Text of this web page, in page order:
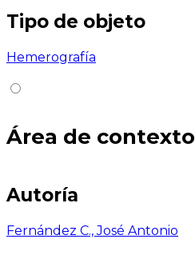
Tipo de objeto
Hemerografía
Área de contexto
Autoría
Fernández C., José Antonio